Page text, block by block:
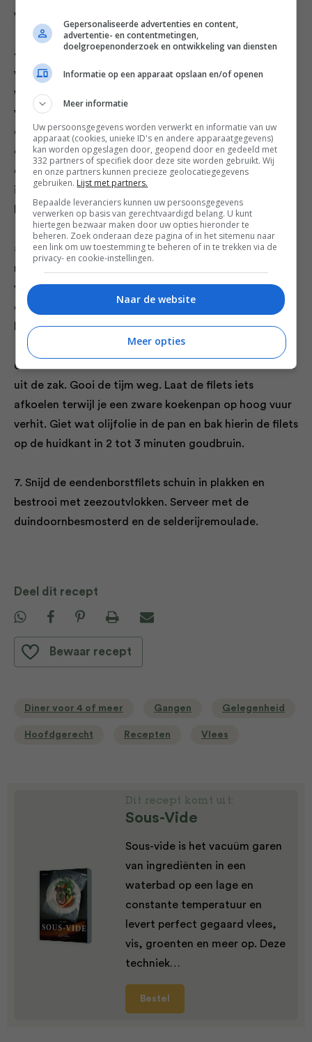
waterbad.
4. Maak intussen de duindoornbesmosterd. Doe de
witte wijn, de suiker, het mosterdzaad en de
wittewijnazijn in een steelpan en zet deze op hoog
vuur. Laat de vloeistof inkoken tot er ongeveer een
derde over is gebleven. Draai in een blender de
duindoornbessen samen het mosterdpoeder en de
dijonmosterd tot een gladde puree. Voeg het
ingekookte wijnmengsel toe en meng kort. Proef en
breng de mosterd op smaak met zout.
5. Meng voor de selderijremoulade 1 eetlepel van de
net gemaakte duindoornbesmosterd met de komijn,
yoghurt, mayonaise en het citroensap. Proef en breng
op smaak met zout en veel peper. Schep de gesneden
knolselderij erdoor.
6. Neem de sous-vide zak uit het bad en neem de filets
uit de zak. Gooi de tijm weg. Laat de filets iets
afkoelen terwijl je een zware koekenpan op hoog vuur
verhit. Giet wat olijfolie in de pan en bak hierin de filets
op de huidkant in 2 tot 3 minuten goudbruin.
7. Snijd de eendenborstfilets schuin in plakken en
bestrooi met zeezoutvlokken. Serveer met de
duindoornbesmosterd en de selderijremoulade.
Deel dit recept
Bewaar recept
Diner voor 4 of meer Gangen Gelegenheid
Hoofdgerecht Recepten Vlees
Dit recept komt uit:
Sous-Vide
Sous-vide is het vacuüm garen
van ingrediënten in een
waterbad op een lage en
constante temperatuur en
levert perfect gegaard vlees,
vis, groenten en meer op. Deze
techniek…
Bestel
Gepersonaliseerde advertenties en content,
advertentie- en contentmetingen,
doelgroepenonderzoek en ontwikkeling van diensten
Informatie op een apparaat opslaan en/of openen
Meer informatie
Uw persoonsgegevens worden verwerkt en informatie van uw
apparaat (cookies, unieke ID's en andere apparaatgegevens)
kan worden opgeslagen door, geopend door en gedeeld met
332 partners of specifiek door deze site worden gebruikt. Wij
en onze partners kunnen precieze geolocatiegegevens
gebruiken. Lijst met partners.
Bepaalde leveranciers kunnen uw persoonsgegevens
verwerken op basis van gerechtvaardigd belang. U kunt
hiertegen bezwaar maken door uw opties hieronder te
beheren. Zoek onderaan deze pagina of in het sitemenu naar
een link om uw toestemming te beheren of in te trekken via de
privacy- en cookie-instellingen.
Naar de website
Meer opties